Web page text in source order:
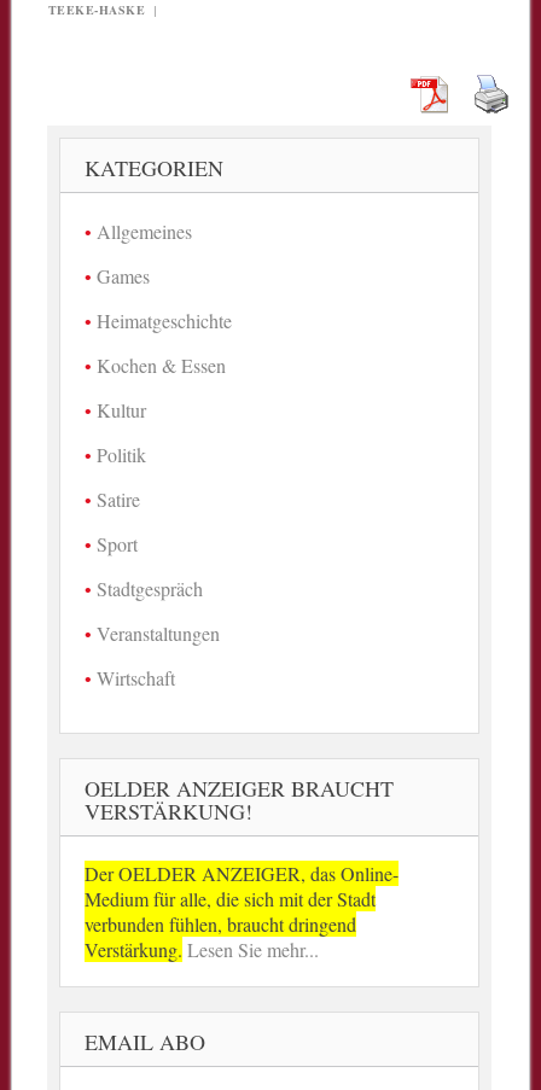
TEEKE-HASKE |
KATEGORIEN
Allgemeines
Games
Heimatgeschichte
Kochen & Essen
Kultur
Politik
Satire
Sport
Stadtgespräch
Veranstaltungen
Wirtschaft
OELDER ANZEIGER BRAUCHT
VERSTÄRKUNG!
Der OELDER ANZEIGER, das Online-
Medium für alle, die sich mit der Stadt
verbunden fühlen, braucht dringend
Verstärkung. Lesen Sie mehr...
EMAIL ABO